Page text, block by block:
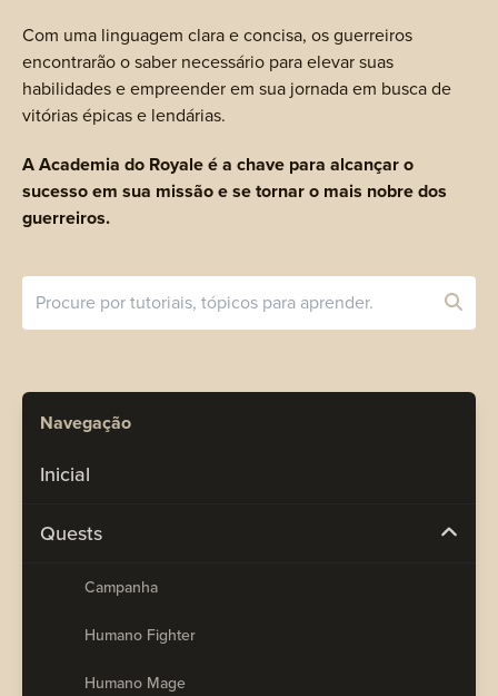
Com uma linguagem clara e concisa, os guerreiros
encontrarão o saber necessário para elevar suas
habilidades e empreender em sua jornada em busca de
vitórias épicas e lendárias.
A Academia do Royale é a chave para alcançar o
sucesso em sua missão e se tornar o mais nobre dos
guerreiros.
Navegação
Inicial
Quests
Campanha
Humano Fighter
Humano Mage